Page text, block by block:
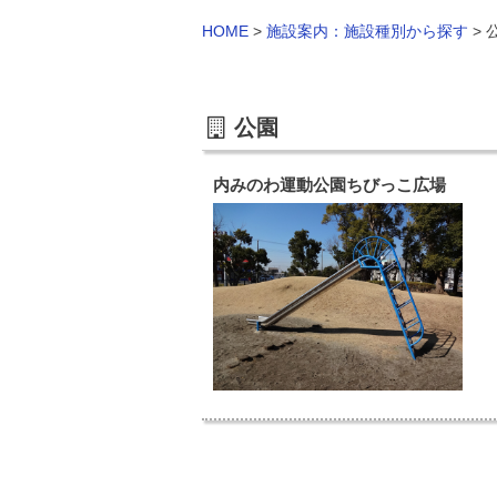
HOME > 施設案内：施設種別から探す >
公園
内みのわ運動公園ちびっこ広場